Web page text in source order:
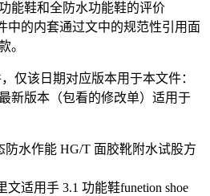
能鞋和全防水功能鞋的评价
中的内套通过文中的规范性引用面
。
仅该日期对应版本用于本文件：
新版本（包看的修改单）适用于
防水作能 HG/T 面胶靴附水试股方
适用手 3.1 功能鞋funetion shoe